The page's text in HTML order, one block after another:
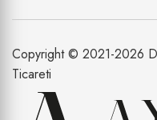
Copyright © 2021-2026
Ticareti